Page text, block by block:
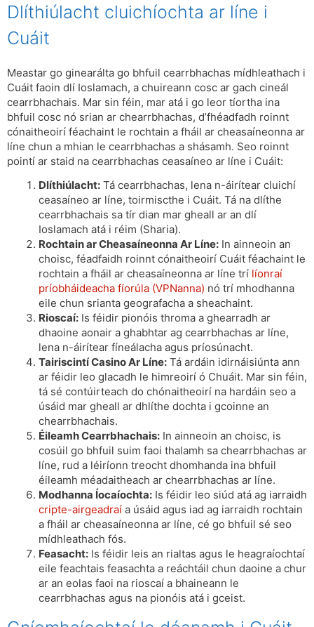
Dlíthiúlacht cluichíochta ar líne i
Cuáit
Meastar go ginearálta go bhfuil cearrbhachas mídhleathach i
Cuáit faoin dlí Ioslamach, a chuireann cosc ​​ar gach cineál
cearrbhachais. Mar sin féin, mar atá i go leor tíortha ina
bhfuil cosc ​​nó srian ar chearrbhachas, d’fhéadfadh roinnt
cónaitheoirí féachaint le rochtain a fháil ar cheasaíneonna ar
líne chun a mhian le cearrbhachas a shásamh. Seo roinnt
pointí ar staid na cearrbhachas ceasaíneo ar líne i Cuáit:
Dlíthiúlacht: Tá cearrbhachas, lena n-áirítear cluichí
ceasaíneo ar líne, toirmiscthe i Cuáit. Tá na dlíthe
cearrbhachais sa tír dian mar gheall ar an dlí
Ioslamach atá i réim (Sharia).
Rochtain ar Cheasaíneonna Ar Líne: In ainneoin an
choisc, féadfaidh roinnt cónaitheoirí Cuáit féachaint le
rochtain a fháil ar cheasaíneonna ar líne trí líonraí
príobháideacha fíorúla (VPNanna) nó trí mhodhanna
eile chun srianta geografacha a sheachaint.
Rioscaí: Is féidir pionóis throma a ghearradh ar
dhaoine aonair a ghabhtar ag cearrbhachas ar líne,
lena n-áirítear fíneálacha agus príosúnacht.
Tairiscintí Casino Ar Líne: Tá ardáin idirnáisiúnta ann
ar féidir leo glacadh le himreoirí ó Chuáit. Mar sin féin,
tá sé contúirteach do chónaitheoirí na hardáin seo a
úsáid mar gheall ar dhlíthe dochta i gcoinne an
chearrbhachais.
Éileamh Cearrbhachais: In ainneoin an choisc, is
cosúil go bhfuil suim faoi thalamh sa chearrbhachas ar
líne, rud a léiríonn treocht dhomhanda ina bhfuil
éileamh méadaitheach ar chearrbhachas ar líne.
Modhanna Íocaíochta: Is féidir leo siúd atá ag iarraidh
cripte-airgeadraí a úsáid agus iad ag iarraidh rochtain
a fháil ar cheasaíneonna ar líne, cé go bhfuil sé seo
mídhleathach fós.
Feasacht: Is féidir leis an rialtas agus le heagraíochtaí
eile feachtais feasachta a reáchtáil chun daoine a chur
ar an eolas faoi na rioscaí a bhaineann le
cearrbhachas agus na pionóis atá i gceist.